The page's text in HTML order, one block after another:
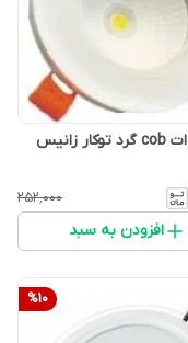
۲۵۲٬۰۰۰
افزودن به سبد
%10